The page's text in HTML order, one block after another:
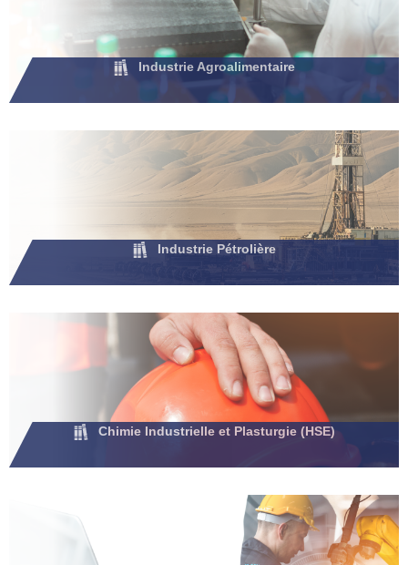
Industrie Agroalimentaire
Industrie Pétrolière
Chimie Industrielle et Plasturgie (HSE)